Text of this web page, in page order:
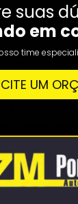
suas
em
time
UM